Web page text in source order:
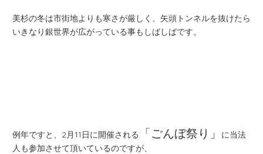
美杉の冬は市街地よりも寒さが厳しく、矢頭トンネルを抜けたら
いきなり銀世界が広がっている事もしばしばです。
例年ですと、2月11日に開催される 「ごんぼ祭り」
に当法
人も参加させて頂いているのですが、